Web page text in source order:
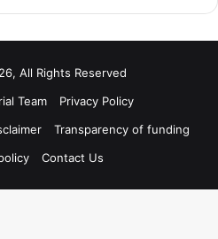
All Rights Reserved
Team
Privacy Policy
Transparency of funding
Contact Us